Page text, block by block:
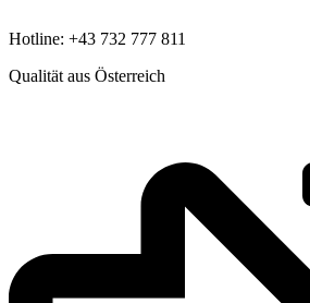
Hotline: +43 732 777 811
Qualität aus Österreich